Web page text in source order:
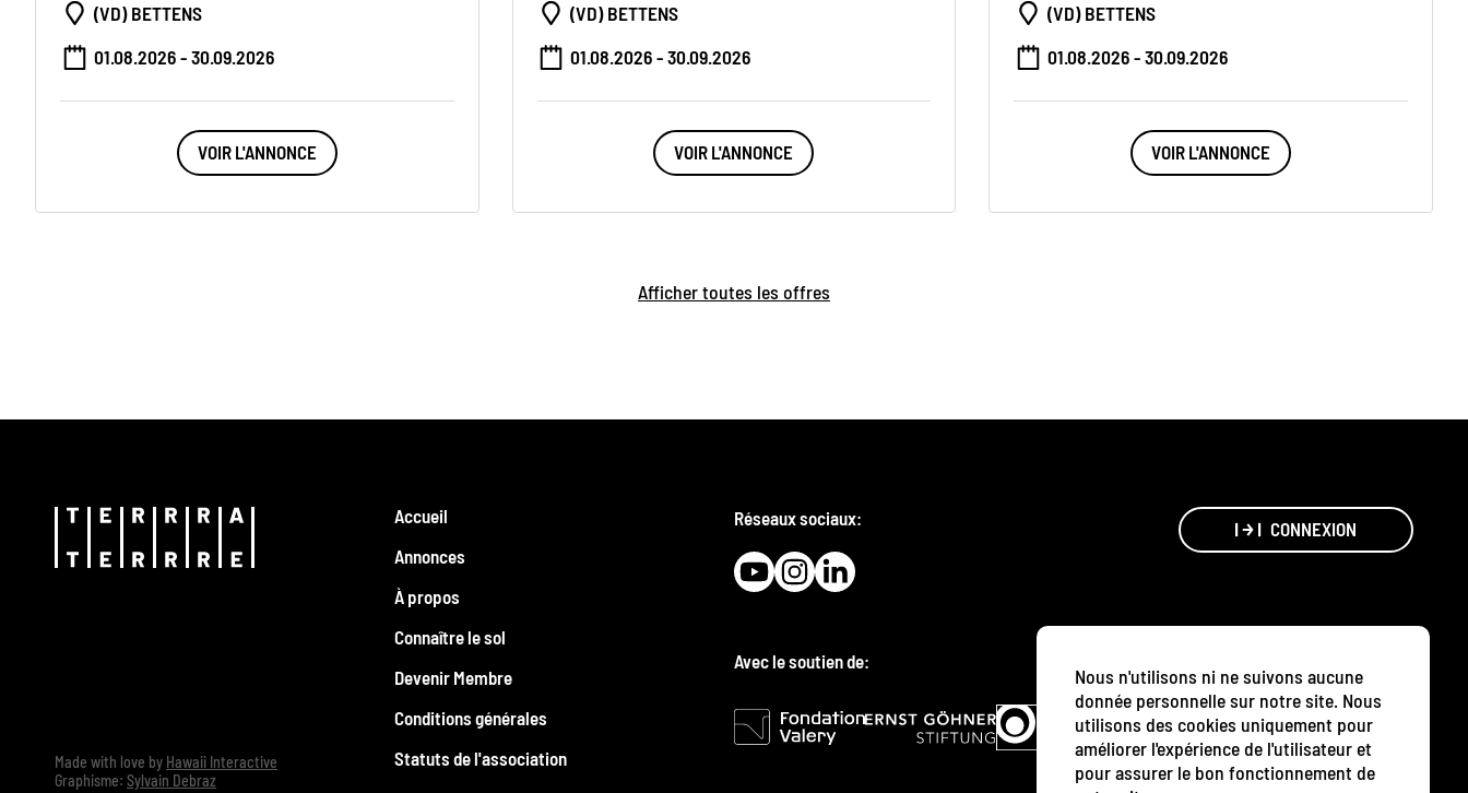
(VD) BETTENS
01.08.2026 - 30.09.2026
VOIR L'ANNONCE
(VD) BETTENS
01.08.2026 - 30.09.2026
VOIR L'ANNONCE
(VD) BETTENS
01.08.2026 - 30.09.2026
VOIR L'ANNONCE
Afficher toutes les offres
Nous n'utilisons ni ne suivons aucune
donnée personnelle sur notre site. Nous
utilisons des cookies uniquement pour
améliorer l'expérience de l'utilisateur et
pour assurer le bon fonctionnement de
Accueil
Annonces
À propos
Connaître le sol
Devenir Membre
Conditions générales
Statuts de l'association
Réseaux sociaux:
Avec le soutien de:
CONNEXION
Made with love by Hawaii Interactive
Graphisme: Sylvain Debraz